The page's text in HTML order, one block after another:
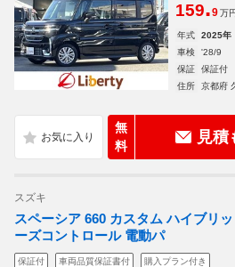
159.9 万
年式 2025年
車検
'28/9
保証
保証付
住所
京都府
無
料
見積
スズキ
スペーシア 660 カスタム ハイブリ
ーズコントロール 電動パ
保証付 車両品質保証書付 購入プラン付き